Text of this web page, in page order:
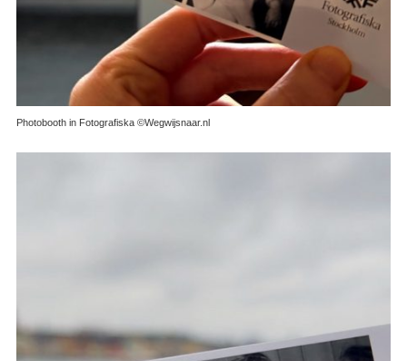
Photobooth in Fotografiska ©Wegwijsnaar.nl